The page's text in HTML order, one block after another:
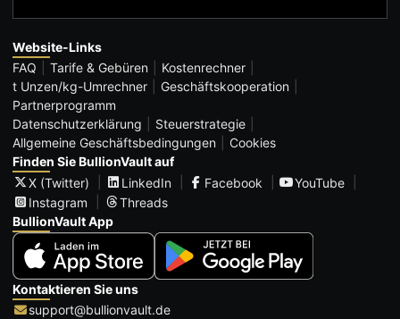
Website-Links
FAQ
Tarife & Gebüren
Kostenrechner
t Unzen/kg-Umrechner
Geschäftskooperation
Partnerprogramm
Datenschutzerklärung
Steuerstrategie
Allgemeine Geschäftsbedingungen
Cookies
Finden Sie BullionVault auf
X (Twitter)
LinkedIn Facebook
YouTube
Instagram
Threads
BullionVault App
Kontaktieren Sie uns
support@bullionvault.de